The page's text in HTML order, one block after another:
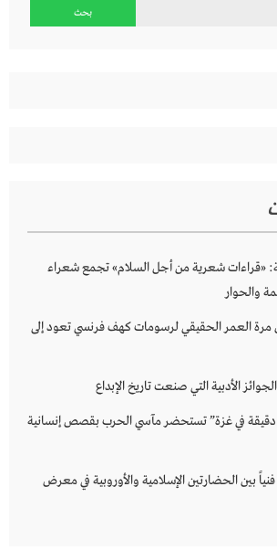
«قراءات شعرية من أجل السلام» تجمع شعراء
والحوار
مرة العمر الحقيقي لرسومات كهف فرنسي تعود إلى
الأدبية التي صنعت تاريخ الإبداع
في غزة” تستحضر مآسي الحرب بقصص إنسانية
بين الحضارتين الإسلامية والأوروبية في معرض